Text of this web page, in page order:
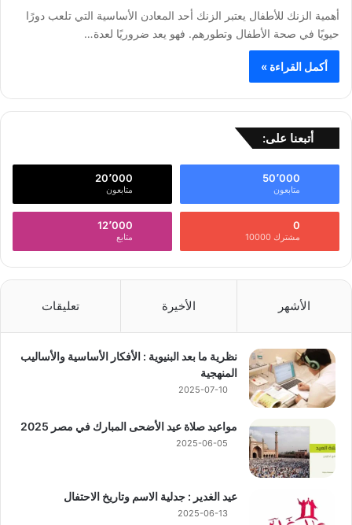
أهمية الزنك للأطفال يعتبر الزنك أحد المعادن الأساسية التي تلعب دورًا
حيويًا في صحة الأطفال وتطورهم. فهو يعد ضروريًا لعدة…
أكمل القراءة »
أتبعنا على:
50٬000
متابعون
20٬000
متابعون
0
مشترك 10000
12٬000
متابع
الأشهر الأخيرة تعليقات
نظرية ما بعد البنيوية : الأفكار الأساسية والأساليب
المنهجية
2025-07-10
مواعيد صلاة عيد الأضحى المبارك في مصر 2025
2025-06-05
عيد الغدير : جدلية الاسم وتاريخ الاحتفال
2025-06-13